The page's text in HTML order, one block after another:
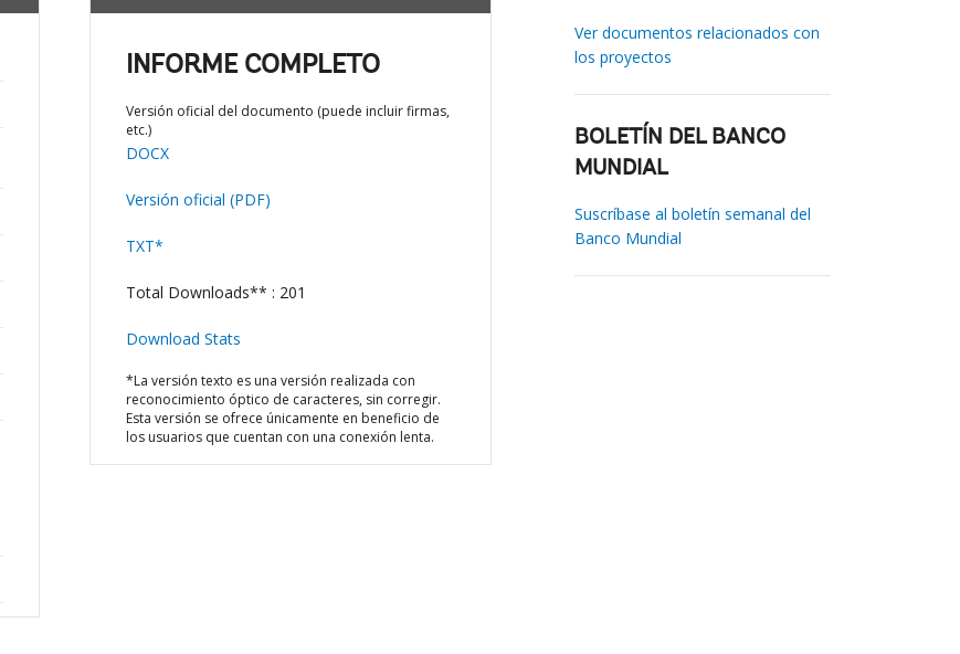
INFORME COMPLETO
Versión oficial del documento (puede incluir firmas,
etc.)
DOCX
Versión oficial (PDF)
TXT*
Total Downloads** : 201
Download Stats
*La versión texto es una versión realizada con
reconocimiento óptico de caracteres, sin corregir.
Esta versión se ofrece únicamente en beneficio de
los usuarios que cuentan con una conexión lenta.
Ver documentos relacionados con
los proyectos
BOLETÍN DEL BANCO
MUNDIAL
Suscríbase al boletín semanal del
Banco Mundial